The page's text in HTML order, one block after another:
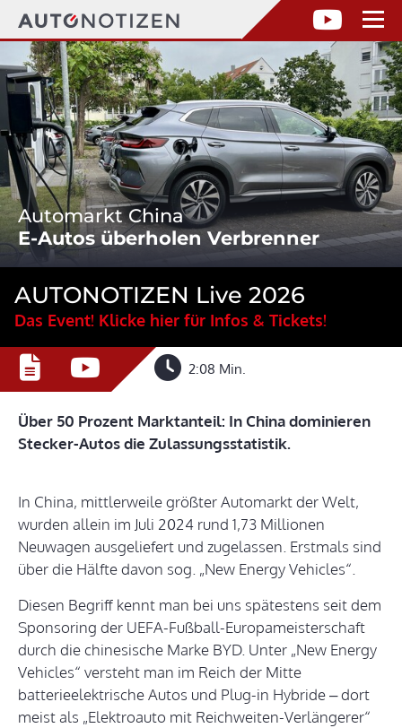
Automarkt China
E-Autos überholen Verbrenner
AUTONOTIZEN Live 2026
Das Event! Klicke hier für Infos & Tickets!
2:08 Min.
Über 50 Prozent Marktanteil: In China dominieren
Stecker-Autos die Zulassungsstatistik.
In China, mittlerweile größter Automarkt der Welt,
wurden allein im Juli 2024 rund 1,73 Millionen
Neuwagen ausgeliefert und zugelassen. Erstmals sind
über die Hälfte davon sog. „New Energy Vehicles“.
Diesen Begriff kennt man bei uns spätestens seit dem
Sponsoring der UEFA-Fußball-Europameisterschaft
durch die chinesische Marke BYD. Unter „New Energy
Vehicles“ versteht man im Reich der Mitte
batterieelektrische Autos und Plug-in Hybride – dort
meist als „Elektroauto mit Reichweiten-Verlängerer“